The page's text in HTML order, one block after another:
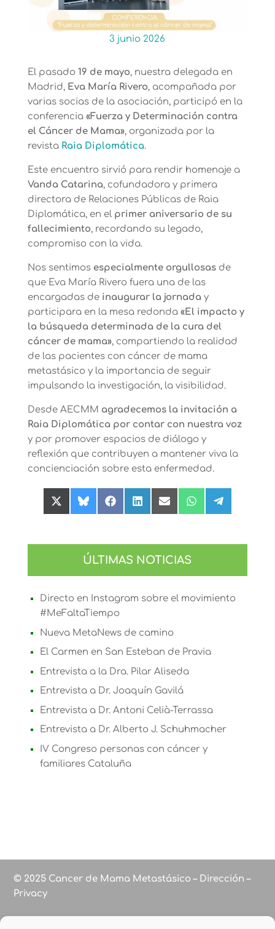
3 junio 2026
El pasado 19 de mayo, nuestra delegada en
Madrid, Eva María Rivero, acompañada por
varias socias de la asociación, participó en la
conferencia «Fuerza y Determinación contra
el Cáncer de Mama», organizada por la
revista Raia Diplomática.
Este encuentro sirvió para rendir homenaje a
Vanda Catarina, cofundadora y primera
directora de Relaciones Públicas de Raia
Diplomática, en el primer aniversario de su
fallecimiento, recordando su legado,
compromiso con la vida.
Nos sentimos especialmente orgullosasde
que Eva María Rivero fuera una de las
encargadas de inaugurar la jornaday
participara en la mesa redonda «El impacto y
la búsqueda determinada de la cura del
cáncer de mama», compartiendo la realidad
de las pacientes con cáncer de mama
metastásico y la importancia de seguir
impulsando la investigación, la visibilidad.
Desde AECMM agradecemos la invitación a
Raia Diplomática por contar con nuestra voz
y por promover espacios de diálogo y
reflexión que contribuyen a mantener viva la
concienciación sobre esta enfermedad.
Compartir
en
Compartir
en
Compartir
en
Compartir
en
Compartir
en
Compartir
en
Compartir
en
ÚLTIMAS NOTICIAS
Directo en Instagram sobre el movimiento
#MeFaltaTiempo
Nueva MetaNews de camino
El Carmen en San Esteban de Pravia
Entrevista a la Dra. Pilar Aliseda
Entrevista a Dr. Joaquín Gavilá
Entrevista a Dr. Antoni Celià-Terrassa
Entrevista a Dr. Alberto J. Schuhmacher
IV Congreso personas con cáncer y
familiares Cataluña
© 2025 Cancer de Mama Metastásico – Dirección –
Privacy